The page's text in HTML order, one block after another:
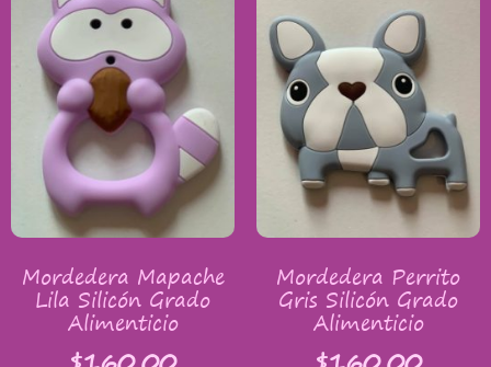
Mordedera Mapache
Lila Silicón Grado
Alimenticio
Mordedera Perrito
Gris Silicón Grado
Alimenticio